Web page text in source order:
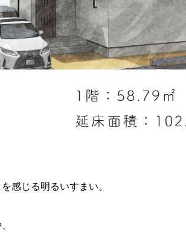
感じる明るいすまい。